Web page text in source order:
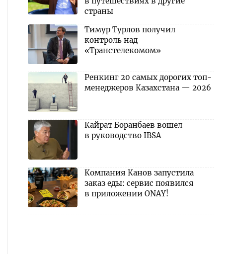
страны
Тимур Турлов получил
контроль над
«Транстелекомом»
Ренкинг 20 самых дорогих топ-
менеджеров Казахстана — 2026
Кайрат Боранбаев вошел
в руководство IBSA
Компания Канов запустила
заказ еды: сервис появился
в приложении ONAY!